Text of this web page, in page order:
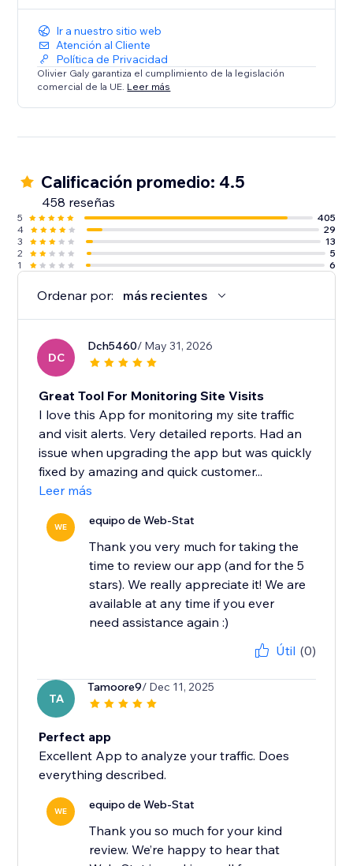
Ir a nuestro sitio web
Atención al Cliente
Política de Privacidad
Olivier Galy garantiza el cumplimiento de la legislación
comercial de la UE. Leer más
Calificación promedio: 4.5
458 reseñas
5
405
4
29
3
13
2
5
1
6
Ordenar por: más recientes
DC
Dch5460/ May 31, 2026
Great Tool For Monitoring Site Visits
I love this App for monitoring my site traffic
and visit alerts. Very detailed reports. Had an
issue when upgrading the app but was quickly
fixed by amazing and quick customer...
Leer más
WE equipo de Web-Stat
Thank you very much for taking the
time to review our app (and for the 5
stars). We really appreciate it! We are
available at any time if you ever
need assistance again :)
Útil (0)
TA
Tamoore9/ Dec 11, 2025
Perfect app
Excellent App to analyze your traffic. Does
everything described.
WE equipo de Web-Stat
Thank you so much for your kind
review. We’re happy to hear that